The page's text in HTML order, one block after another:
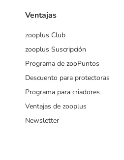
Ventajas
zooplus Club
zooplus Suscripción
Programa de zooPuntos
Descuento para protectoras
Programa para criadores
Ventajas de zooplus
Newsletter